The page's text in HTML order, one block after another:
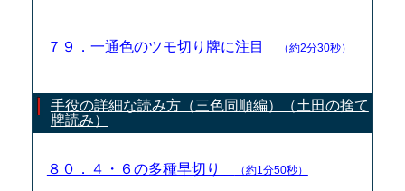
７９．一通色のツモ切り牌に注目 （約2分30秒）
手役の詳細な読み方（三色同順編）（土田の捨て
牌読み）
８０．４・６の多種早切り （約1分50秒）